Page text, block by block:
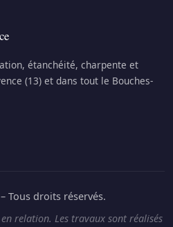
étanchéité, charpente et
(13) et dans tout le Bouches-
Tous droits réservés.
relation. Les travaux sont réalisés